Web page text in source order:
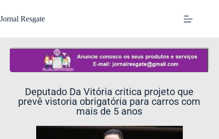
Jornal Resgate
Deputado Da Vitória critica projeto que
prevê vistoria obrigatória para carros com
mais de 5 anos